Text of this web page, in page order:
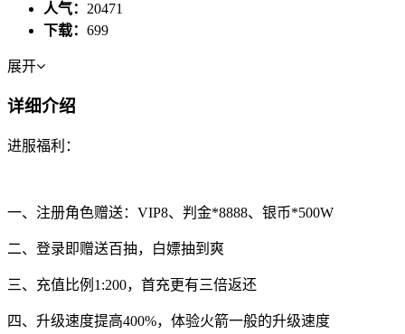
人气： 20471
下载： 699
展开
详细介绍
进服福利：
一、注册角色赠送：VIP8、判金*8888、银币*500W
二、登录即赠送百抽，白嫖抽到爽
三、充值比例1:200，首充更有三倍返还
四、升级速度提高400%，体验火箭一般的升级速度